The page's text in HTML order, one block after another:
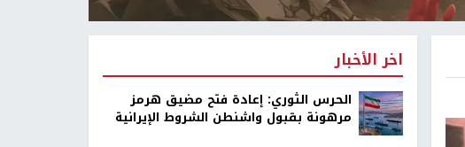
اخر الأخبار
الحرس الثوري: إعادة فتح مضيق هرمز
مرهونة بقبول واشنطن الشروط الإيرانية